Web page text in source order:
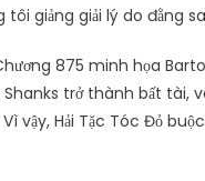
giảng giải lý do đằng
875 minh họa
Shanks trở thành bất
vậy, Hải Tặc Tóc Đỏ